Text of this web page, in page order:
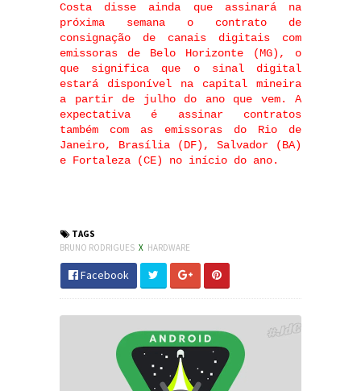
Costa disse ainda que assinará na
próxima semana o contrato de
consignação de canais digitais com
emissoras de Belo Horizonte (MG), o
que significa que o sinal digital
estará disponível na capital mineira
a partir de julho do ano que vem. A
expectativa é assinar contratos
também com as emissoras do Rio de
Janeiro, Brasília (DF), Salvador (BA)
e Fortaleza (CE) no início do ano.
TAGS
BRUNO RODRIGUES X HARDWARE
Facebook